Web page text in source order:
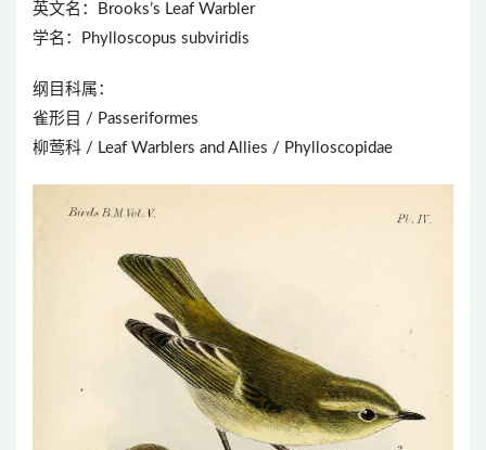
英文名：Brooks’s Leaf Warbler
学名：Phylloscopus subviridis
纲目科属：
雀形目 / Passeriformes
柳莺科 / Leaf Warblers and Allies / Phylloscopidae